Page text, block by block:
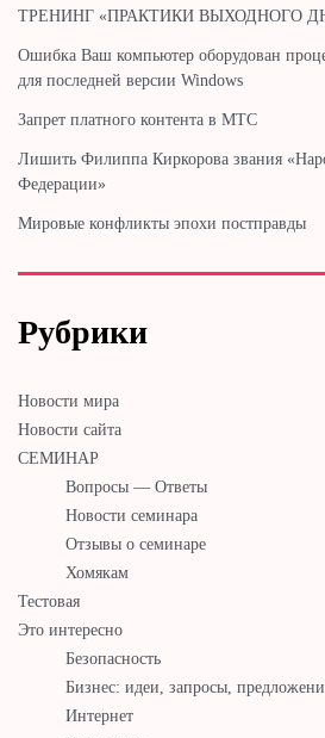
ТРЕНИНГ «ПРАКТИКИ ВЫХОДНОГО
Ошибка Ваш компьютер оборудован
для последней версии Windows
Запрет платного контента в МТС
Лишить Филиппа Киркорова звания
Федерации»
Мировые конфликты эпохи постправды
Рубрики
Новости мира
Новости сайта
СЕМИНАР
Вопросы — Ответы
Новости семинара
Отзывы о семинаре
Хомякам
Тестовая
Это интересно
Безопасность
Бизнес: идеи, запросы,
Интернет